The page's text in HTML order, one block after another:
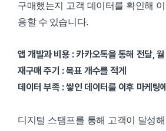
구매했는지 고객 데이터를 확인해
용할 수 있습니다.
앱 개발과 비용 : 카카오톡을 통해 전달,
재구매 주기 : 목표 개수를 적게
데이터 부족 : 쌓인 데이터를 이후 마케팅
디지털 스탬프를 통해 고객이 달성